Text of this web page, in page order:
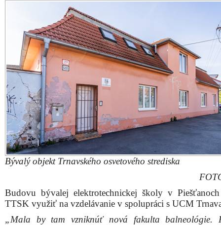
Bývalý objekt Trnavského osvetového strediska
Budovu bývalej elektrotechnickej školy v
TTSK využiť na vzdelávanie v spolupráci s UCM
„Mala by tam vzniknúť nová fakulta balneológie.